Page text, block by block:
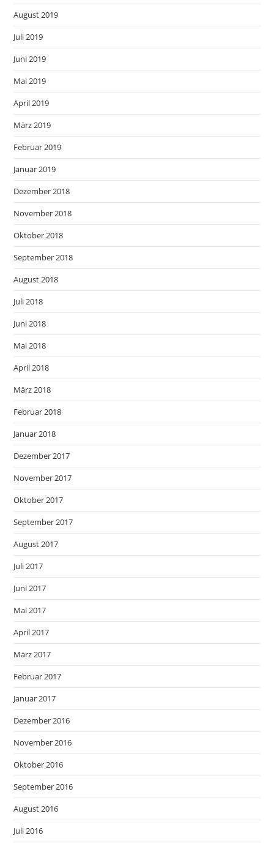
August 2019
Juli 2019
Juni 2019
Mai 2019
April 2019
März 2019
Februar 2019
Januar 2019
Dezember 2018
November 2018
Oktober 2018
September 2018
August 2018
Juli 2018
Juni 2018
Mai 2018
April 2018
März 2018
Februar 2018
Januar 2018
Dezember 2017
November 2017
Oktober 2017
September 2017
August 2017
Juli 2017
Juni 2017
Mai 2017
April 2017
März 2017
Februar 2017
Januar 2017
Dezember 2016
November 2016
Oktober 2016
September 2016
August 2016
Juli 2016